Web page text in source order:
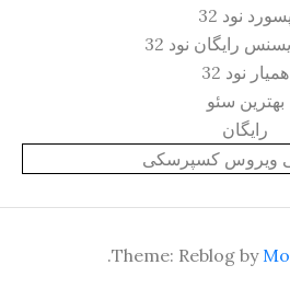
پسورد نود 32
رایگان نود 32
همیار نود 32
بهترین سئو
رایگان
ویروس کسپرسکی
Theme: Reblog by
.